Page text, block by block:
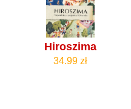
Hiroszima
34.99 zł